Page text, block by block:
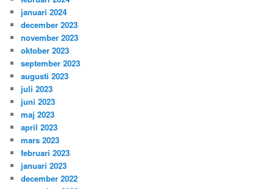
januari 2024
december 2023
november 2023
oktober 2023
september 2023
augusti 2023
juli 2023
juni 2023
maj 2023
april 2023
mars 2023
februari 2023
januari 2023
december 2022